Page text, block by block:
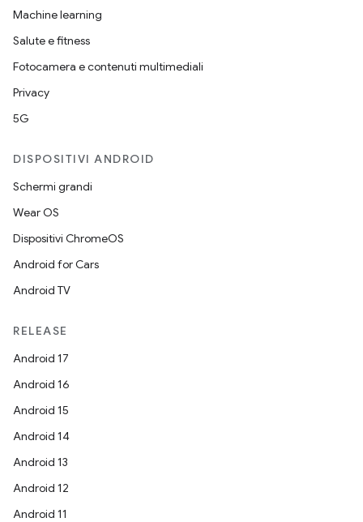
Machine learning
Salute e fitness
Fotocamera e contenuti multimediali
Privacy
5G
DISPOSITIVI ANDROID
Schermi grandi
Wear OS
Dispositivi ChromeOS
Android for Cars
Android TV
RELEASE
Android 17
Android 16
Android 15
Android 14
Android 13
Android 12
Android 11